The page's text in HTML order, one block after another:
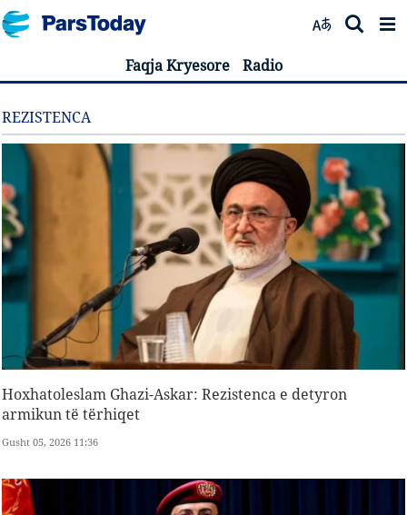
Faqja Kryesore Radio
REZISTENCA
Hoxhatoleslam Ghazi-Askar: Rezistenca e detyron
armikun të tërhiqet
Gusht 05, 2026 11:36